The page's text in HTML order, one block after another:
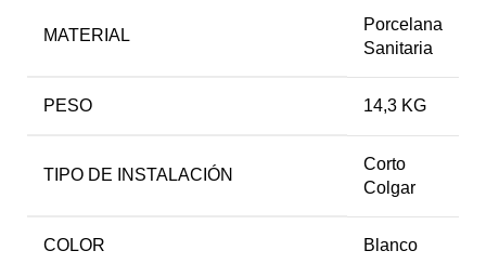
MATERIAL
Porcelana
Sanitaria
PESO 14,3 KG
TIPO DE INSTALACIÓN
Corto
Colgar
COLOR Blanco